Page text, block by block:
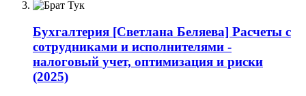
Бухгалтерия [Светлана Беляева] Расчеты с
сотрудниками и исполнителями -
налоговый учет, оптимизация и риски
(2025)